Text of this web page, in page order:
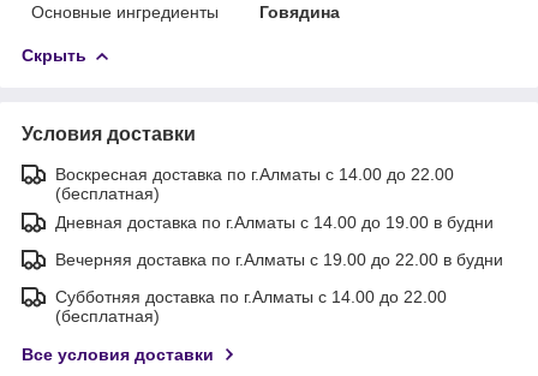
Основные ингредиенты
Говядина
Скрыть
Условия доставки
Воскресная доставка по г.Алматы с 14.00 до 22.00
(бесплатная)
Дневная доставка по г.Алматы с 14.00 до 19.00 в будни
Вечерняя доставка по г.Алматы с 19.00 до 22.00 в будни
Субботняя доставка по г.Алматы с 14.00 до 22.00
(бесплатная)
Все условия доставки